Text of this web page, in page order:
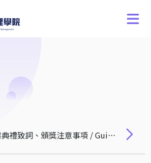
科管院畢業典禮致詞、頒獎注意事項 / Guidelines for Commencement Speech & Award Presentation